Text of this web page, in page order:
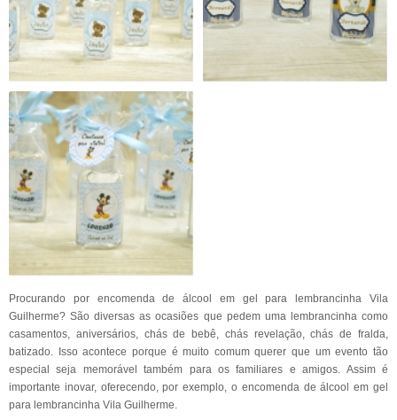
Procurando por encomenda de álcool em gel para lembrancinha Vila
Guilherme? São diversas as ocasiões que pedem uma lembrancinha como
casamentos, aniversários, chás de bebê, chás revelação, chás de fralda,
batizado. Isso acontece porque é muito comum querer que um evento tão
especial seja memorável também para os familiares e amigos. Assim é
importante inovar, oferecendo, por exemplo, o encomenda de álcool em gel
para lembrancinha Vila Guilherme.